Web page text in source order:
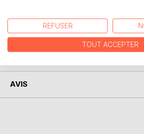
AUTEUR(S)
AVIS
REFUSER
TOUT ACCEPTER